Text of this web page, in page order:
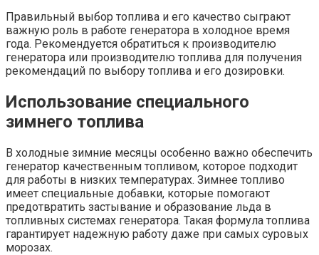
Правильный выбор топлива и его качество сыграют
важную роль в работе генератора в холодное время
года. Рекомендуется обратиться к производителю
генератора или производителю топлива для получения
рекомендаций по выбору топлива и его дозировки.
Использование специального
зимнего топлива
В холодные зимние месяцы особенно важно обеспечить
генератор качественным топливом, которое подходит
для работы в низких температурах. Зимнее топливо
имеет специальные добавки, которые помогают
предотвратить застывание и образование льда в
топливных системах генератора. Такая формула топлива
гарантирует надежную работу даже при самых суровых
морозах.